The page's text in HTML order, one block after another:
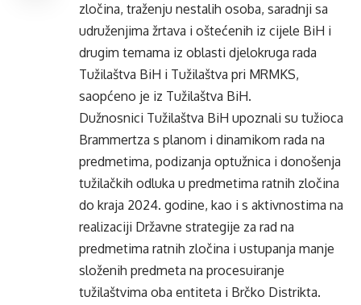
zločina, traženju nestalih osoba, saradnji sa
udruženjima žrtava i oštećenih iz cijele BiH i
drugim temama iz oblasti djelokruga rada
Tužilaštva BiH i Tužilaštva pri MRMKS,
saopćeno je iz Tužilaštva BiH.
Dužnosnici Tužilaštva BiH upoznali su tužioca
Brammertza s planom i dinamikom rada na
predmetima, podizanja optužnica i donošenja
tužilačkih odluka u predmetima ratnih zločina
do kraja 2024. godine, kao i s aktivnostima na
realizaciji Državne strategije za rad na
predmetima ratnih zločina i ustupanja manje
složenih predmeta na procesuiranje
tužilaštvima oba entiteta i Brčko Distrikta.